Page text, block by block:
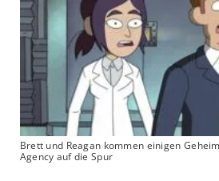
Brett und Reagan kommen einigen
Agency auf die Spur